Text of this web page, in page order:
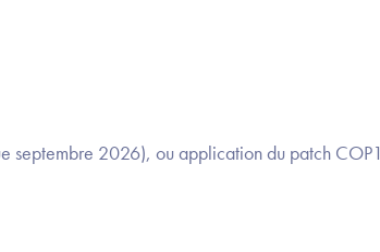
2026), ou application du patch COP1